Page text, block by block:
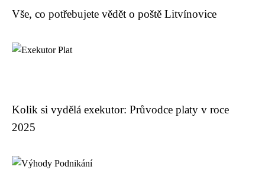
Vše, co potřebujete vědět o poště Litvínovice
Kolik si vydělá exekutor: Průvodce platy v roce
2025